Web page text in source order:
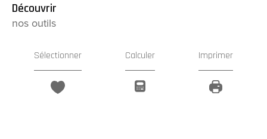
découvrir
nos outils
Sélectionner Calculer Imprimer